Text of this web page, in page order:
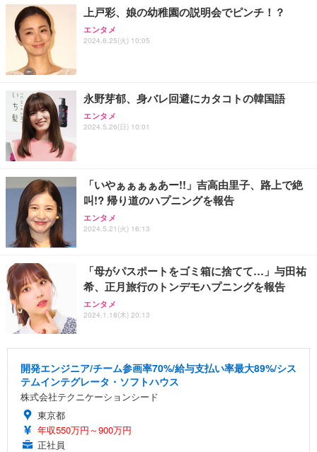
上戸彩、娘の幼稚園の説明会でピンチ！？
エンタメ
2024.6.25(火) 10:05
永野芽郁、身バレ回避にカタコトの韓国語
エンタメ
2024.5.26(日) 10:01
「いやぁぁぁぁあー!!」吉高由里子、路上で絶
叫!? 帰り道のハプニングを報告
エンタメ
2024.5.21(火) 16:13
「母がパスポートをゴミ箱に捨てて…」与田祐
希、正月旅行のトンデモハプニングを報告
エンタメ
2024.1.18(木) 20:13
開発エンジニア/チーム参画率70%/給与支払い率最大89%/シス
テムインテグレータ・ソフトハウス
株式会社テクニケーションシード
東京都
年収550万円～900万円
正社員